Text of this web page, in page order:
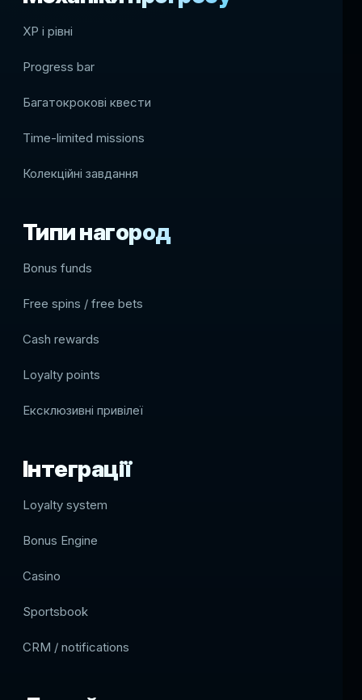
XP і рівні
Progress bar
Багатокрокові квести
Time-limited missions
Колекційні завдання
Типи нагород
Bonus funds
Free spins / free bets
Cash rewards
Loyalty points
Ексклюзивні привілеї
Інтеграції
Loyalty system
Bonus Engine
Casino
Sportsbook
CRM / notifications